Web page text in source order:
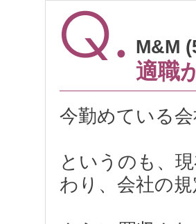
M&M
適職
今勤めている
というのも、
わり、会社の